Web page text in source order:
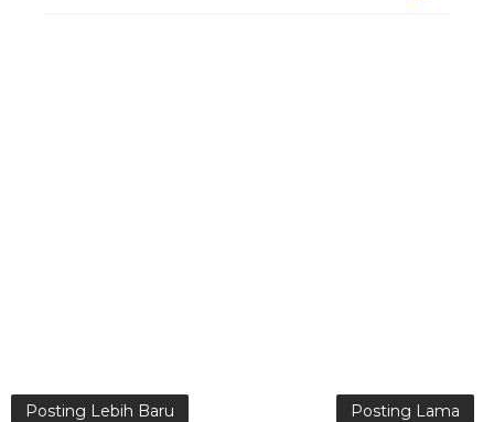
Posting Lebih Baru Posting Lama